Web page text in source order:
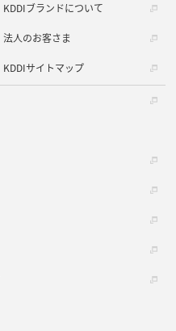
KDDIブランドについて
法人のお客さま
KDDIサイトマップ